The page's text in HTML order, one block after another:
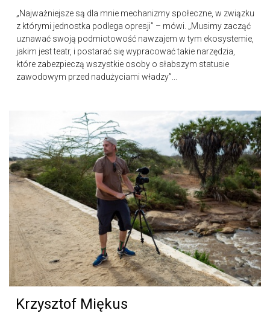
„Najważniejsze są dla mnie mechanizmy społeczne, w związku
z którymi jednostka podlega opresji” – mówi. „Musimy zacząć
uznawać swoją podmiotowość nawzajem w tym ekosystemie,
jakim jest teatr, i postarać się wypracować takie narzędzia,
które zabezpieczą wszystkie osoby o słabszym statusie
zawodowym przed nadużyciami władzy”...
Krzysztof Miękus